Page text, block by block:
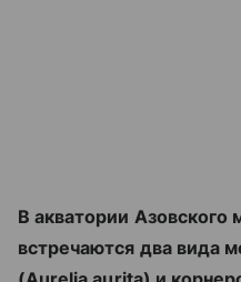
В акватории Азовского
встречаются два вида